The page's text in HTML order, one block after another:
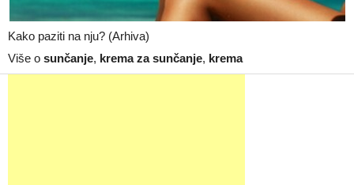
Kako paziti na nju? (Arhiva)
Više o sunčanje, krema za sunčanje, krema